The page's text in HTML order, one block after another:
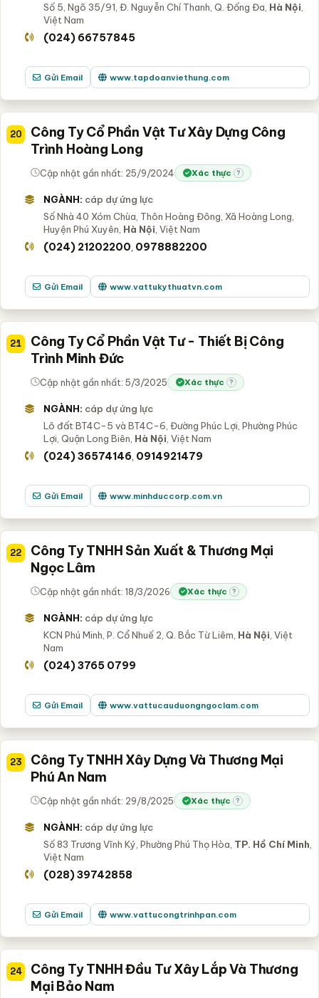
Số 5, Ngõ 35/91, Đ. Nguyễn Chí Thanh, Q. Đống Đa, Hà Nội
Việt Nam
(024) 66757845
Gửi Email www.tapdoanviethung.com
20
Công Ty Cổ Phần Vật Tư Xây Dựng Công
Trình Hoàng Long
Cập nhật gần nhất: 25/9/2024 Xác thực ?
NGÀNH: cáp dự ứng lực
Số Nhà 40 Xóm Chùa, Thôn Hoàng Đông, Xã Hoàng Long,
Huyện Phú Xuyên, Hà Nội , Việt Nam
(024) 21202200 0978882200
Gửi Email www.vattukythuatvn.com
21
Công Ty Cổ Phần Vật Tư - Thiết Bị Công
Trình Minh Đức
Cập nhật gần nhất: 5/3/2025 Xác thực ?
NGÀNH: cáp dự ứng lực
Lô đất BT4C-5 và BT4C-6, Đường Phúc Lợi, Phường Phúc
Lợi, Quận Long Biên, Hà Nội , Việt Nam
(024) 36574146 0914921479
Gửi Email www.minhduccorp.com.vn
22
Công Ty TNHH Sản Xuất & Thương Mại
Ngọc Lâm
Cập nhật gần nhất: 18/3/2026 Xác thực ?
NGÀNH: cáp dự ứng lực
KCN Phú Minh, P. Cổ Nhuế 2, Q. Bắc Từ Liêm, Hà Nội , Việt
Nam
(024) 3765 0799
Gửi Email www.vattucauduongngoclam.com
23
Công Ty TNHH Xây Dựng Và Thương Mại
Phú An Nam
Cập nhật gần nhất: 29/8/2025 Xác thực ?
NGÀNH: cáp dự ứng lực
Số 83 Trương Vĩnh Ký, Phường Phú Thọ Hòa, TP. Hồ Chí Minh
Việt Nam
(028) 39742858
Gửi Email www.vattucongtrinhpan.com
24
Công Ty TNHH Đầu Tư Xây Lắp Và Thương
Mại Bảo Nam